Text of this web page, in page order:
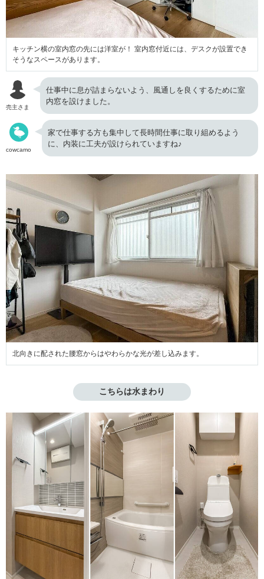
キッチン横の室内窓の先には洋室が！ 室内窓付近には、デスクが設置でき
そうなスペースがあります。
売主さま
仕事中に息が詰まらないよう、風通しを良くするために室
内窓を設けました。
cowcamo
家で仕事する方も集中して長時間仕事に取り組めるよう
に、内装に工夫が設けられていますね♪
北向きに配された腰窓からはやわらかな光が差し込みます。
こちらは水まわり